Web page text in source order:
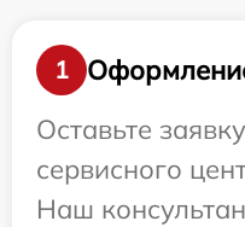
1
Оставьте
сервисного
Наш